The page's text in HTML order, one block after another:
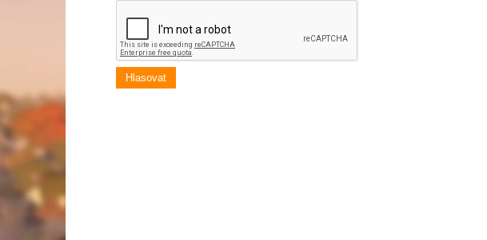
Hlasovat